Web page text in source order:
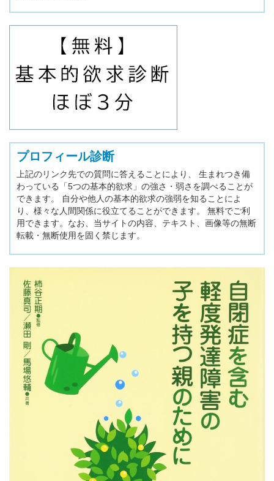
プロフィール診断
上記のリンク先での質問に答えることにより、 生まれつき備
わっている「5つの基本的欲求」の強さ・弱さを調べることが
できます。 自分や他人の基本的欲求の強弱を知ることによ
り、様々な人間関係に役立てることができます。 無料でご利
用できます。なお、当サイトの内容、テキスト、画像等の無断
転載・無断使用を固く禁じます。